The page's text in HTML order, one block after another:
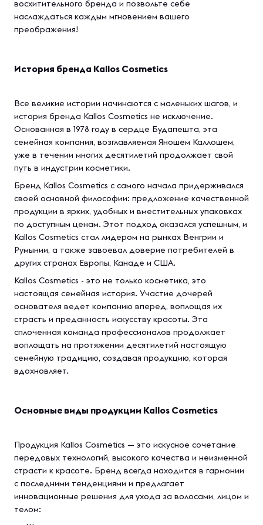
восхитительного бренда и позвольте себе
наслаждаться каждым мгновением вашего
преображения!
История бренда Kallos Cosmetics
Все великие истории начинаются с маленьких шагов, и
история бренда Kallos Cosmetics не исключение.
Основанная в 1978 году в сердце Будапешта, эта
семейная компания, возглавляемая Яношем Каллошем,
уже в течении многих десятилетий продолжает свой
путь в индустрии косметики.
Бренд Kallos Cosmetics с самого начала придерживался
своей основной философии: предложение качественной
продукции в ярких, удобных и вместительных упаковках
по доступным ценам. Этот подход оказался успешным, и
Kallos Cosmetics стал лидером на рынках Венгрии и
Румынии, а также завоевал доверие потребителей в
других странах Европы, Канаде и США.
Kallos Cosmetics - это не только косметика, это
настоящая семейная история. Участие дочерей
основателя ведет компанию вперед, воплощая их
страсть и преданность искусству красоты. Эта
сплоченная команда профессионалов продолжает
воплощать на протяжении десятилетий настоящую
семейную традицию, создавая продукцию, которая
вдохновляет.
Основные виды продукции Kallos Cosmetics
Продукция Kallos Cosmetics — это искусное сочетание
передовых технологий, высокого качества и неизменной
страсти к красоте. Бренд всегда находится в гармонии
с последними тенденциями и предлагает
инновационные решения для ухода за волосами, лицом и
телом: